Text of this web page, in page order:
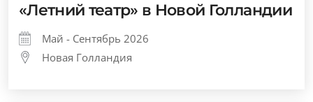
«Летний театр» в Новой Голландии
Май - Сентябрь 2026
Новая Голландия